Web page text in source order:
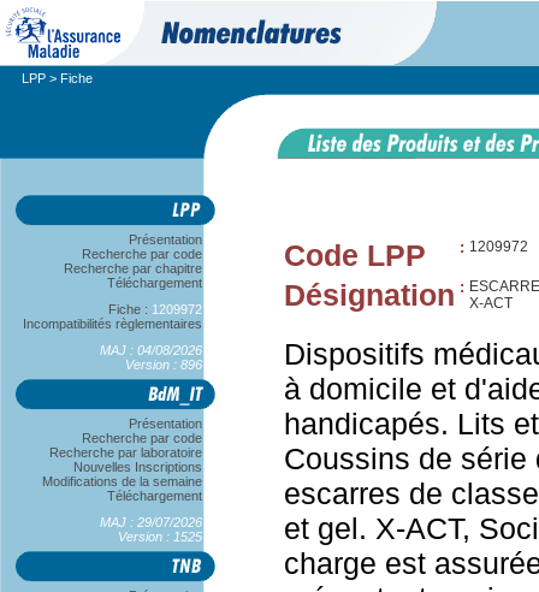
LPP > Fiche
Présentation
Recherche par code
Recherche par chapitre
Téléchargement
Fiche : 1209972
Incompatibilités règlementaires
MAJ : 04/08/2026
Version : 896
Présentation
Recherche par code
Recherche par laboratoire
Nouvelles Inscriptions
Modifications de la semaine
Téléchargement
MAJ : 29/07/2026
Version : 1525
Code LPP : 1209972
Désignation :
X-ACT
Dispositifs
à domicile et
handicapés. Lits
Coussins de série
escarres de
et gel. X-ACT,
charge est